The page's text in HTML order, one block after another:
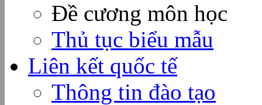
Đề cương môn học
Thủ tục biểu mẫu
Liên kết quốc tế
Thông tin đào tạo